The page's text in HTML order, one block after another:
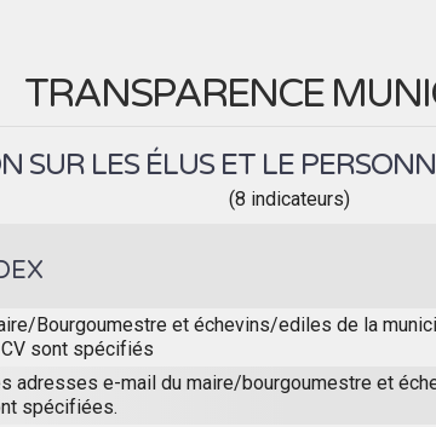
TRANSPARENCE
SUR LES ÉLUS ET LE
(8 indicateurs)
Bourgoumestre et échevins/ediles de la
sont spécifiés
adresses e-mail du maire/bourgoumestre et
spécifiées.